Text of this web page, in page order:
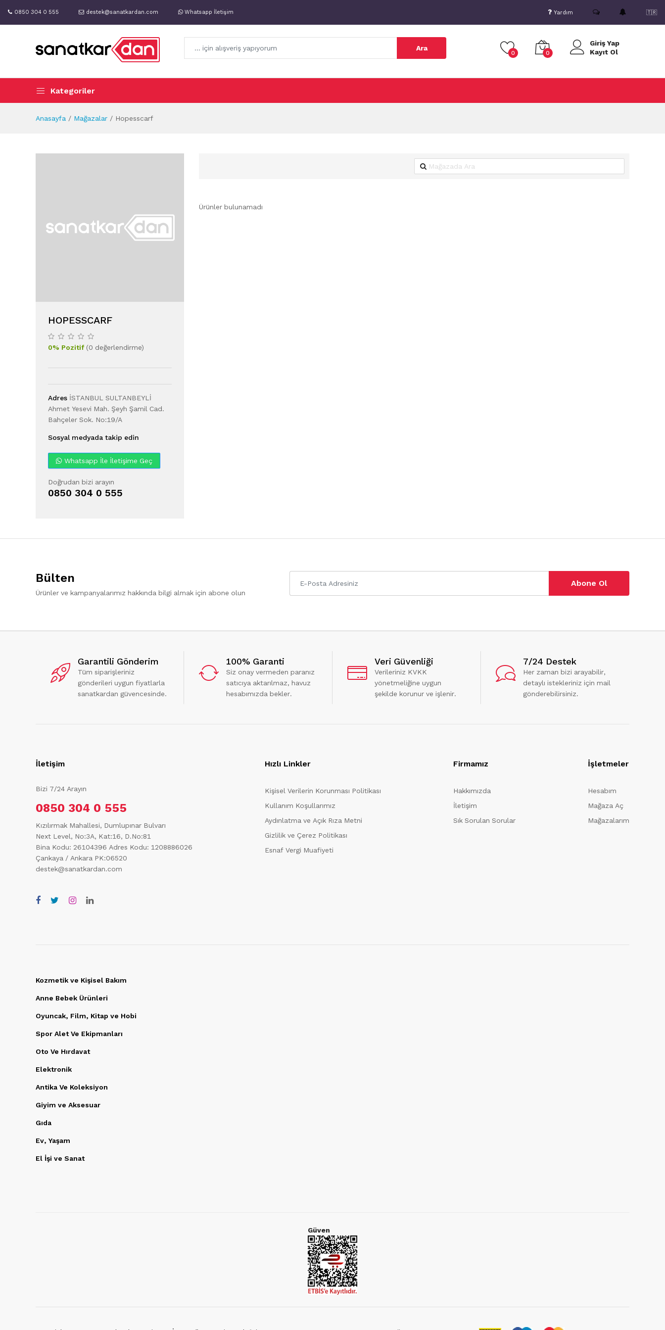
0850 304 0 555 destek@sanatkardan.com Whatsapp İletişim Yardım 🇹🇷
Ara
0 0
Giriş Yap
Kayıt Ol
Kategoriler
Anasayfa Mağazalar Hopesscarf
HOPESSCARF
0% Pozitif(0 değerlendirme)
Adres İSTANBUL SULTANBEYLİ
Ahmet Yesevi Mah. Şeyh Şamil Cad.
Bahçeler Sok. No:19/A
Sosyal medyada takip edin
Whatsapp İle İletişime Geç
Doğrudan bizi arayın
0850 304 0 555
Ürünler bulunamadı
Bülten
Ürünler ve kampanyalarımız hakkında bilgi almak için abone olun
Abone Ol
Garantili Gönderim
Tüm siparişleriniz
gönderileri uygun fiyatlarla
sanatkardan güvencesinde.
100% Garanti
Siz onay vermeden paranız
satıcıya aktarılmaz, havuz
hesabımızda bekler.
Veri Güvenliği
Verileriniz KVKK
yönetmeliğine uygun
şekilde korunur ve işlenir.
7/24 Destek
Her zaman bizi arayabilir,
detaylı istekleriniz için mail
gönderebilirsiniz.
İletişim
Bizi 7/24 Arayın
0850 304 0 555
Kızılırmak Mahallesi, Dumlupınar Bulvarı
Next Level, No:3A, Kat:16, D.No:81
Bina Kodu: 26104396 Adres Kodu: 1208886026
Çankaya / Ankara PK:06520
destek@sanatkardan.com
Hızlı Linkler
Kişisel Verilerin Korunması Politikası
Kullanım Koşullarımız
Aydınlatma ve Açık Rıza Metni
Gizlilik ve Çerez Politikası
Esnaf Vergi Muafiyeti
Firmamız
Hakkımızda
İletişim
Sık Sorulan Sorular
İşletmeler
Hesabım
Mağaza Aç
Mağazalarım
Kozmetik ve Kişisel Bakım
Anne Bebek Ürünleri
Oyuncak, Film, Kitap ve Hobi
Spor Alet Ve Ekipmanları
Oto Ve Hırdavat
Elektronik
Antika Ve Koleksiyon
Giyim ve Aksesuar
Gıda
Ev, Yaşam
El İşi ve Sanat
Güven